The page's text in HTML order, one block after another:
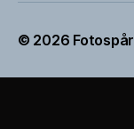
© 2026 Fotospår